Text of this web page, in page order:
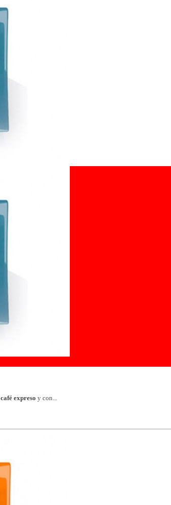
café expreso y con...